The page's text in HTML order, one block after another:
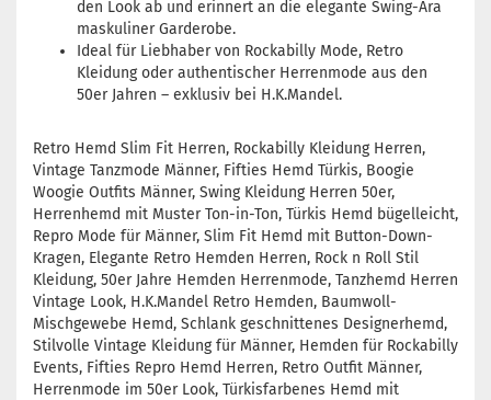
den Look ab und erinnert an die elegante Swing-Ära
maskuliner Garderobe.
Ideal für Liebhaber von Rockabilly Mode, Retro
Kleidung oder authentischer Herrenmode aus den
50er Jahren – exklusiv bei H.K.Mandel.
Retro Hemd Slim Fit Herren, Rockabilly Kleidung Herren,
Vintage Tanzmode Männer, Fifties Hemd Türkis, Boogie
Woogie Outfits Männer, Swing Kleidung Herren 50er,
Herrenhemd mit Muster Ton-in-Ton, Türkis Hemd bügelleicht,
Repro Mode für Männer, Slim Fit Hemd mit Button-Down-
Kragen, Elegante Retro Hemden Herren, Rock n Roll Stil
Kleidung, 50er Jahre Hemden Herrenmode, Tanzhemd Herren
Vintage Look, H.K.Mandel Retro Hemden, Baumwoll-
Mischgewebe Hemd, Schlank geschnittenes Designerhemd,
Stilvolle Vintage Kleidung für Männer, Hemden für Rockabilly
Events, Fifties Repro Hemd Herren, Retro Outfit Männer,
Herrenmode im 50er Look, Türkisfarbenes Hemd mit